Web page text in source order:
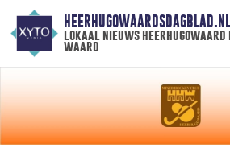
HEERHUGOWAARDSDAGBLAD.NL
lokaal nieuws heerhugowaard
waard